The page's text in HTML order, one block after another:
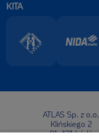
KITA
ATLAS Sp. z o.o.
Klińskiego 2
91-421 Łódź